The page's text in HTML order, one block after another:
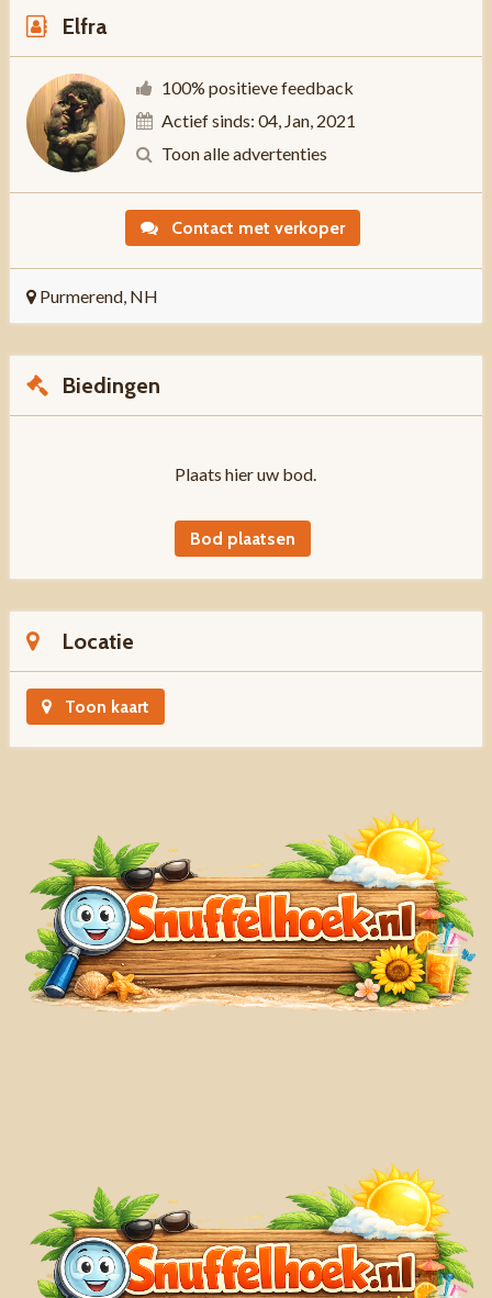
Elfra
100% positieve feedback
Actief sinds: 04, Jan, 2021
Toon alle advertenties
Contact met verkoper
Purmerend, NH
Biedingen
Plaats hier uw bod.
Bod plaatsen
Locatie
Toon kaart